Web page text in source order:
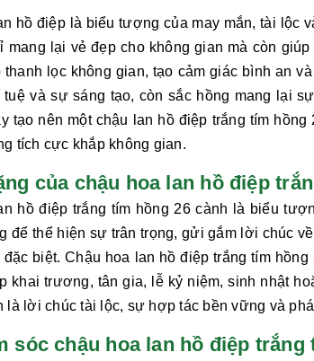
hồ điệp là biểu tượng của may mắn, tài lộc
mang lại vẻ đẹp cho không gian mà còn
thanh lọc không gian, tạo cảm giác bình an
và sự sáng tạo, còn sắc hồng mang lại
tạo nên một chậu
lan hồ điệp trắng tím hồng
tích cực khắp không gian.
của chậu hoa lan hồ điệp
hồ điệp trắng tím hồng 26 cành
là biểu
để thể hiện sự trân trọng, gửi gắm lời chúc
biệt. Chậu hoa
lan hồ điệp trắng tím hồng
khai trương, tân gia, lễ kỷ niệm, sinh nhật
là lời chúc tài lộc, sự hợp tác bền vững và
sóc chậu hoa lan hồ điệp trắng